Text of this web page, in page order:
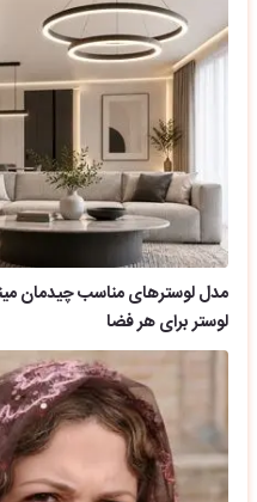
مدل لوسترهای مناسب چیدمان
لوستر برای هر فضا